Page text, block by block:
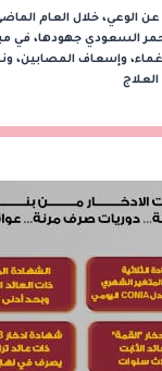
شخصا عن الوعي، خلال العام
السعودي جهودها، في
وإسعاف المصابين،